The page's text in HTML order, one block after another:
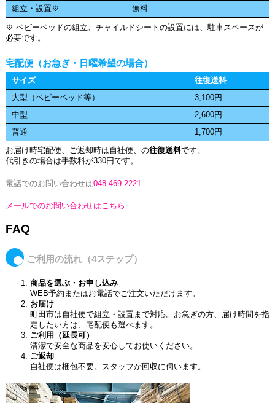
組立・設置※
無料
※ ベビーベッドの組立、チャイルドシートの設置には、駐車スペースが
必要です。
宅配便（お急ぎ・日曜希望の場合）
サイズ
往復送料
大型（ベビーベッド等）
3,100円
中型
2,600円
普通
1,700円
お届け時宅配便、ご返却時は自社便、の往復送料です。
代引きの場合は手数料が330円です。
電話でのお問い合わせは048-469-2221
メールでのお問い合わせはこちら
FAQ
ご利用の流れ（4ステップ）
商品を選ぶ・お申し込み
WEB予約またはお電話でご注文いただけます。
お届け
町田市は自社便で組立・設置まで対応。お急ぎの方、届け時間を指
定したい方は、宅配便も選べます。
ご利用（延長可）
清潔で安全な商品を安心してお使いください。
ご返却
自社便は梱包不要。スタッフが回収に伺います。